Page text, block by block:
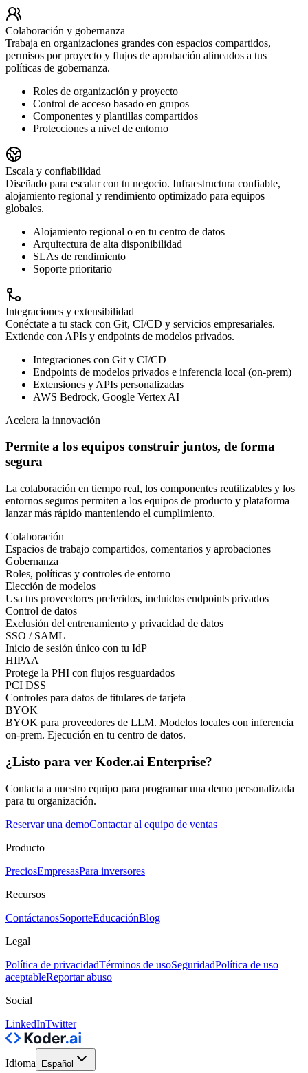
Colaboración y gobernanza
Trabaja en organizaciones grandes con espacios compartidos,
permisos por proyecto y flujos de aprobación alineados a tus
políticas de gobernanza.
Roles de organización y proyecto
Control de acceso basado en grupos
Componentes y plantillas compartidos
Protecciones a nivel de entorno
Escala y confiabilidad
Diseñado para escalar con tu negocio. Infraestructura confiable,
alojamiento regional y rendimiento optimizado para equipos
globales.
Alojamiento regional o en tu centro de datos
Arquitectura de alta disponibilidad
SLAs de rendimiento
Soporte prioritario
Integraciones y extensibilidad
Conéctate a tu stack con Git, CI/CD y servicios empresariales.
Extiende con APIs y endpoints de modelos privados.
Integraciones con Git y CI/CD
Endpoints de modelos privados e inferencia local (on‑prem)
Extensiones y APIs personalizadas
AWS Bedrock, Google Vertex AI
Acelera la innovación
Permite a los equipos construir juntos, de forma
segura
La colaboración en tiempo real, los componentes reutilizables y los
entornos seguros permiten a los equipos de producto y plataforma
lanzar más rápido manteniendo el cumplimiento.
Colaboración
Espacios de trabajo compartidos, comentarios y aprobaciones
Gobernanza
Roles, políticas y controles de entorno
Elección de modelos
Usa tus proveedores preferidos, incluidos endpoints privados
Control de datos
Exclusión del entrenamiento y privacidad de datos
SSO / SAML
Inicio de sesión único con tu IdP
HIPAA
Protege la PHI con flujos resguardados
PCI DSS
Controles para datos de titulares de tarjeta
BYOK
BYOK para proveedores de LLM. Modelos locales con inferencia
on‑prem. Ejecución en tu centro de datos.
¿Listo para ver Koder.ai Enterprise?
Contacta a nuestro equipo para programar una demo personalizada
para tu organización.
Reservar una demoContactar al equipo de ventas
Producto
PreciosEmpresasPara inversores
Recursos
ContáctanosSoporteEducaciónBlog
Legal
Política de privacidadTérminos de usoSeguridadPolítica de uso
aceptableReportar abuso
Social
LinkedInTwitter
Idioma Español